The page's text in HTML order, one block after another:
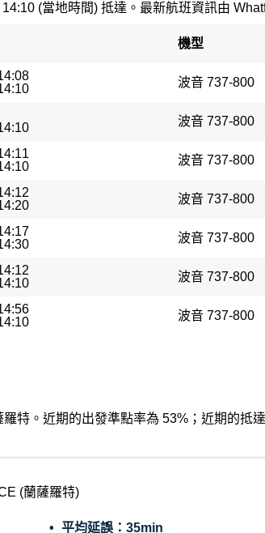
(當地時間) 抵達。最新航班資訊由
機型
波音 737-800
波音 737-800
波音 737-800
波音 737-800
波音 737-800
波音 737-800
波音 737-800
特。近期的出發準點率為 53%；近期的抵
(蘭薩羅特)
平均延誤： 35min